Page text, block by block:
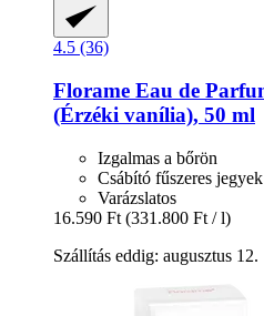
4.5 (36)
Florame Eau de
(Érzéki vanília), 50 ml
Izgalmas a bőrön
Csábító fűszeres jegyek
Varázslatos
16.590 Ft (331.800 Ft / l)
Szállítás eddig: augusztus 12.